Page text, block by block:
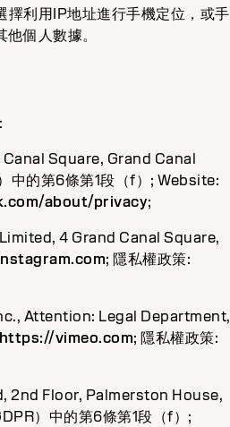
擇利用IP地址進行手機定位，或手
個人數據。
Square, Grand Canal
中的第6條第1段（f）; Website:
about/privacy;
4 Grand Canal Square,
; 隱私權政策:
Attention: Legal Department,
https://vimeo.com; 隱私權政策:
2nd Floor, Palmerston House,
）中的第6條第1段（f）;